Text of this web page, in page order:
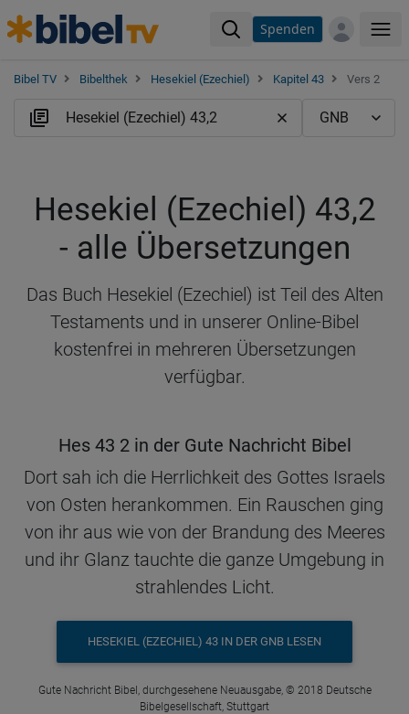
Spenden
Bibel TV Bibelthek Hesekiel (Ezechiel) Kapitel 43 Vers 2
Hesekiel (Ezechiel) 43,2
- alle Übersetzungen
Das Buch Hesekiel (Ezechiel) ist Teil des Alten
Testaments und in unserer Online-Bibel
kostenfrei in mehreren Übersetzungen
verfügbar.
Hes 43 2 in der Gute Nachricht Bibel
Dort sah ich die Herrlichkeit des Gottes Israels
von Osten herankommen. Ein Rauschen ging
von ihr aus wie von der Brandung des Meeres
und ihr Glanz tauchte die ganze Umgebung in
strahlendes Licht.
HESEKIEL (EZECHIEL) 43 IN DER GNB LESEN
Gute Nachricht Bibel, durchgesehene Neuausgabe, © 2018 Deutsche
Bibelgesellschaft, Stuttgart